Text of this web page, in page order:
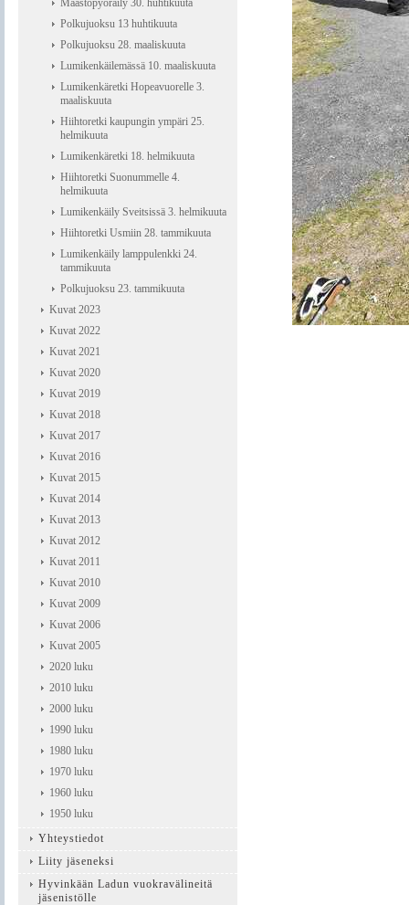
Maastopyöräily 30. huhtikuuta
Polkujuoksu 13 huhtikuuta
Polkujuoksu 28. maaliskuuta
Lumikenkäilemässä 10. maaliskuuta
Lumikenkäretki Hopeavuorelle 3.
maaliskuuta
Hiihtoretki kaupungin ympäri 25.
helmikuuta
Lumikenkäretki 18. helmikuuta
Hiihtoretki Suonummelle 4.
helmikuuta
Lumikenkäily Sveitsissä 3. helmikuuta
Hiihtoretki Usmiin 28. tammikuuta
Lumikenkäily lamppulenkki 24.
tammikuuta
Polkujuoksu 23. tammikuuta
Kuvat 2023
Kuvat 2022
Kuvat 2021
Kuvat 2020
Kuvat 2019
Kuvat 2018
Kuvat 2017
Kuvat 2016
Kuvat 2015
Kuvat 2014
Kuvat 2013
Kuvat 2012
Kuvat 2011
Kuvat 2010
Kuvat 2009
Kuvat 2006
Kuvat 2005
2020 luku
2010 luku
2000 luku
1990 luku
1980 luku
1970 luku
1960 luku
1950 luku
Yhteystiedot
Liity jäseneksi
Hyvinkään Ladun vuokravälineitä
jäsenistölle